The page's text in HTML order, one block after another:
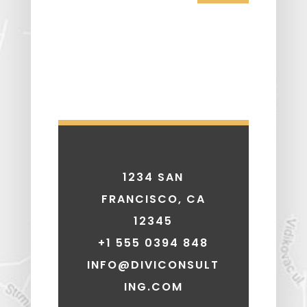
1234 SAN
FRANCISCO, CA
12345
+1 555 0394 848
INFO@DIVICONSULT
ING.COM